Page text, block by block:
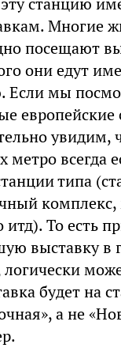
станцию
Многие
посещают
они едут
Если мы
европейские
увидим,
метро всегда
типа
комплекс,
итд). То есть
выставку в
логически
будет на
а не